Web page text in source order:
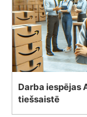
Darba iespējas
tiešsaistē